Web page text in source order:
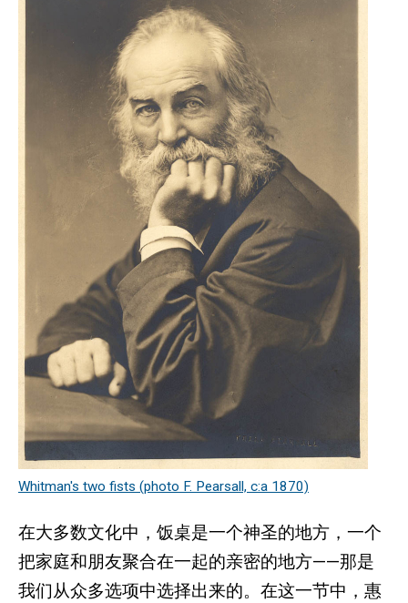
Whitman's two fists (photo F. Pearsall, c:a 1870)
在大多数文化中，饭桌是一个神圣的地方，一个
把家庭和朋友聚合在一起的亲密的地方——那是
我们从众多选项中选择出来的。在这一节中，惠